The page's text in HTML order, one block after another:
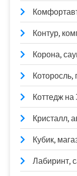
Контур,
Корона,
Которосль,
Коттедж
Кристалл,
Кубик,
Лабиринт,